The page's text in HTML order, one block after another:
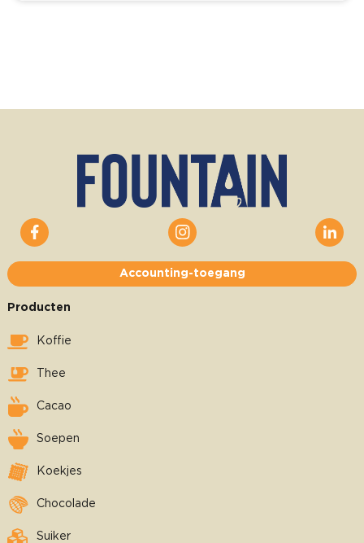
Accounting-toegang
Producten
Koffie
Thee
Cacao
Soepen
Koekjes
Chocolade
Suiker